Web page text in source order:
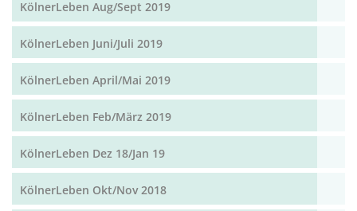
KölnerLeben Aug/Sept 2019
KölnerLeben Juni/Juli 2019
KölnerLeben April/Mai 2019
KölnerLeben Feb/März 2019
KölnerLeben Dez 18/Jan 19
KölnerLeben Okt/Nov 2018